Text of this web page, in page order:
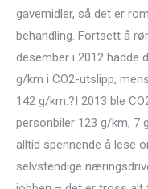
gavemidler, så det er
behandling. Fortsett å
desember i 2012 hadde
g/km i CO2-utslipp,
142 g/km.?I 2013 ble
personbiler 123 g/km, 7
alltid spennende å lese
selvstendige